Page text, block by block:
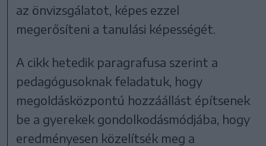
az önvizsgálatot, képes ezzel
megerősíteni a tanulási képességét.
A cikk hetedik paragrafusa szerint a
pedagógusoknak feladatuk, hogy
megoldásközpontú hozzáállást építsenek
be a gyerekek gondolkodásmódjába, hogy
eredményesen közelítsék meg a